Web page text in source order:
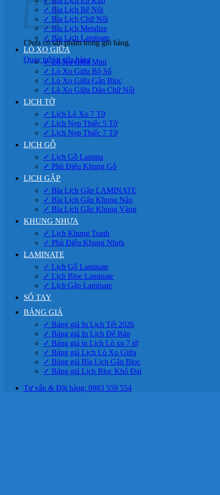
Chưa có sản phẩm trong giỏ hàng.
Quay trở lại cửa hàng
✓ Bìa Lịch Bế Nổi
✓ Bìa Lịch Chữ Nổi
✓ Bìa Lịch Metalize
✓ Bìa Lịch Laminate
LÒ XO GIỮA
✓ Lò Xo Giữa Mini
✓ Lò Xo Giữa Bộ Số
✓ Lò Xo Giữa Gắn Bloc
✓ Lò Xo Giữa Dán Chữ Nổi
LỊCH TỜ
✓ Lịch Lò Xo 7 Tờ
✓ Lịch Nẹp Thiếc 5 Tờ
✓ Lịch Nẹp Thiếc 7 Tờ
LỊCH GỖ
✓ Lịch Gỗ Lamina
✓ Phù Điêu Khung Gỗ
LỊCH GẬP
✓ Bìa Lịch Gập LAMINATE
✓ Bìa Lịch Gập Khung Nâu
✓ Bìa Lịch Gập Khung Vàng
KHUNG NHỰA
✓ Lịch Khung Tranh
✓ Phù Điêu Khung Nhựa
LAMINATE
✓ Lịch Gỗ Laminate
✓ Lịch Bloc Laminate
✓ Lịch Gập Laminate
SỔ TAY
BẢNG GIÁ
✓ Bảng giá In Lịch Tết 2026
✓ Bảng giá In Lịch Để Bàn
✓ Bảng giá in Lịch Lò xo 7 tờ
✓ Bảng giá Lịch Lò Xo Giữa
✓ Bảng giá Bìa Lịch Gắn Bloc
✓ Bảng giá Lịch Bloc Khổ Đại
Tư vấn & Đặt hàng: 0983 559 554